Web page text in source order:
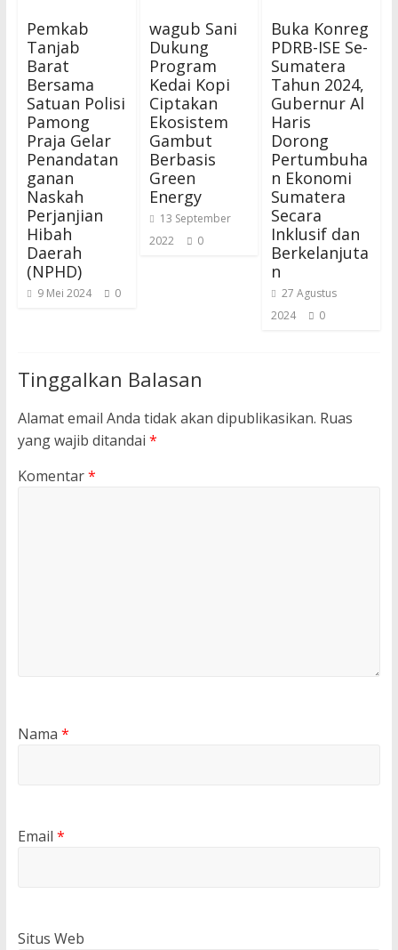
Pemkab
Tanjab
Barat
Bersama
Satuan Polisi
Pamong
Praja Gelar
Penandatan
ganan
Naskah
Perjanjian
Hibah
Daerah
(NPHD)
9 Mei 2024 0
wagub Sani
Dukung
Program
Kedai Kopi
Ciptakan
Ekosistem
Gambut
Berbasis
Green
Energy
13 September
2022
0
Buka Konreg
PDRB-ISE Se-
Sumatera
Tahun 2024,
Gubernur Al
Haris
Dorong
Pertumbuha
n Ekonomi
Sumatera
Secara
Inklusif dan
Berkelanjuta
n
27 Agustus
2024
0
Tinggalkan Balasan
Alamat email Anda tidak akan dipublikasikan. Ruas
yang wajib ditandai *
Komentar*
Nama *
Email *
Situs Web